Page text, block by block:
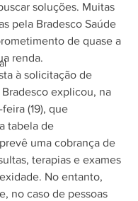
soluções. Muitas
pela Bradesco Saúde
de quase a
renda.
explicou, na
(19), que
tabela de
uma cobrança de
terapias e exames
No entanto,
no caso de pessoas